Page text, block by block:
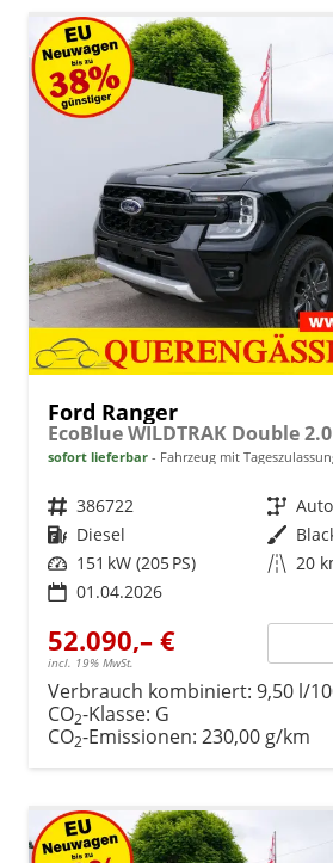
Ford Ranger
sofort lieferbar Fahrzeug mit
Fahrzeugnr. 386722 Getriebe
Kraftstoff Diesel Außenfarbe
Leistung 151 kW (205 PS) Kilometerstand 20
01.04.2026
52.090,– €
incl. 19% MwSt.
Verbrauch kombiniert: 9,50 l/
CO2-Klasse: G
CO2-Emissionen: 230,00 g/km